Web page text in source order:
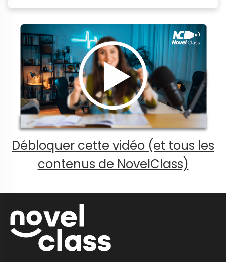
Débloquer cette vidéo (et tous les
contenus de NovelClass)